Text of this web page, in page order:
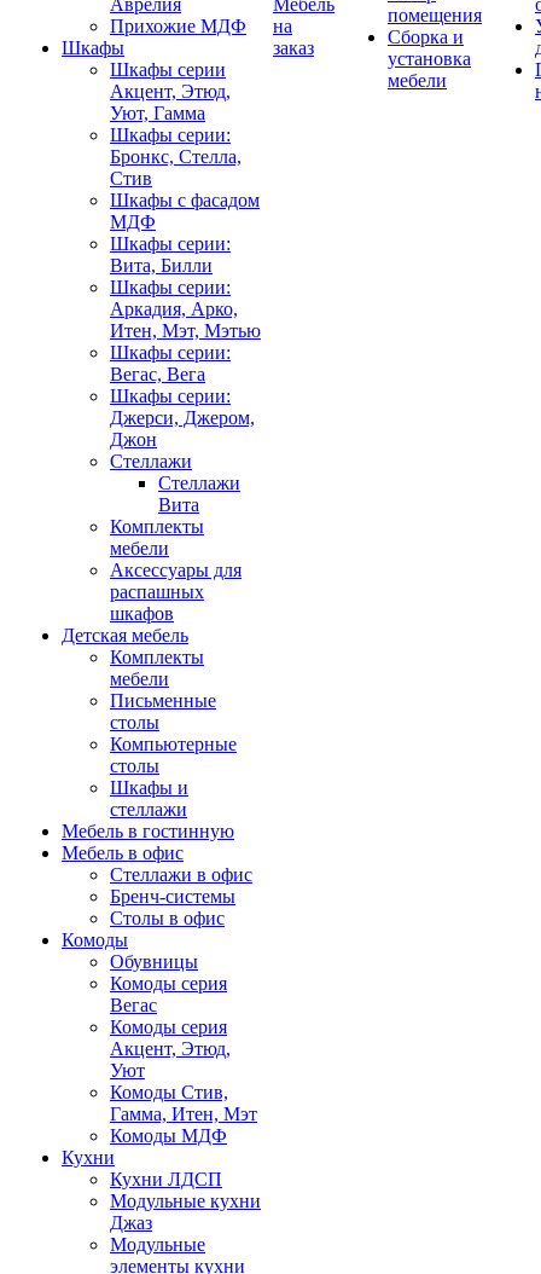
Аврелия
Прихожие МДФ
Шкафы
Шкафы серии
Акцент, Этюд,
Уют, Гамма
Шкафы серии:
Бронкс, Стелла,
Стив
Шкафы с фасадом
МДФ
Шкафы серии:
Вита, Билли
Шкафы серии:
Аркадия, Арко,
Итен, Мэт, Мэтью
Шкафы серии:
Вегас, Вега
Шкафы серии:
Джерси, Джером,
Джон
Стеллажи
Стеллажи
Вита
Комплекты
мебели
Аксессуары для
распашных
шкафов
Детская мебель
Комплекты
мебели
Письменные
столы
Компьютерные
столы
Шкафы и
стеллажи
Мебель в гостинную
Мебель в офис
Стеллажи в офис
Бренч-системы
Столы в офис
Комоды
Обувницы
Комоды серия
Вегас
Комоды серия
Акцент, Этюд,
Уют
Комоды Стив,
Гамма, Итен, Мэт
Комоды МДФ
Кухни
Кухни ЛДСП
Модульные кухни
Джаз
Модульные
элементы кухни
Мебель
на
заказ
помещения
Сборка и
установка
мебели